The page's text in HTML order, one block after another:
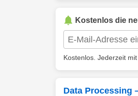
Kostenlos die
Kostenlos. Jederzeit
Data Processing